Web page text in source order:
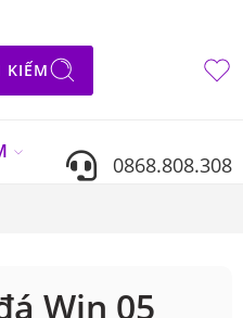
KIẾM
0868.808.308
Win 05